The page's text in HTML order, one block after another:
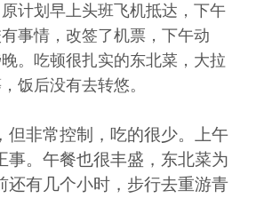
计划早上头班飞机抵达，下午
事情，改签了机票，下午动
。吃顿很扎实的东北菜，大拉
饭后没有去转悠。
但非常控制，吃的很少。上午
事。午餐也很丰盛，东北菜为
还有几个小时，步行去重游青